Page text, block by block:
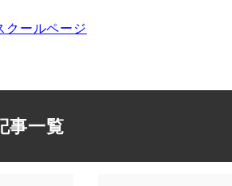
クールページ
事一覧